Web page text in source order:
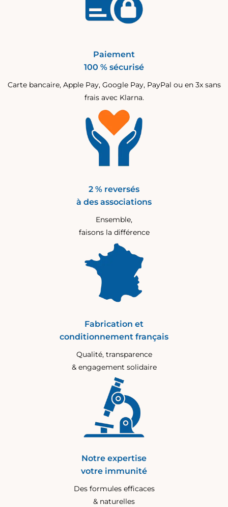
Paiement
100 % sécurisé
Carte bancaire, Apple Pay, Google Pay, PayPal ou en 3x sans
frais avec Klarna.
2 % reversés
à des associations
Ensemble,
faisons la différence
Fabrication et
conditionnement français
Qualité, transparence
& engagement solidaire
Notre expertise
votre immunité
Des formules efficaces
& naturelles